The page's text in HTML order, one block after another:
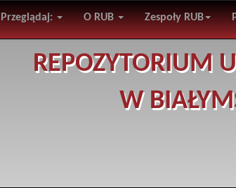
Przeglądaj: O RUB Zespoły RUB
REPOZYTORIUM
W